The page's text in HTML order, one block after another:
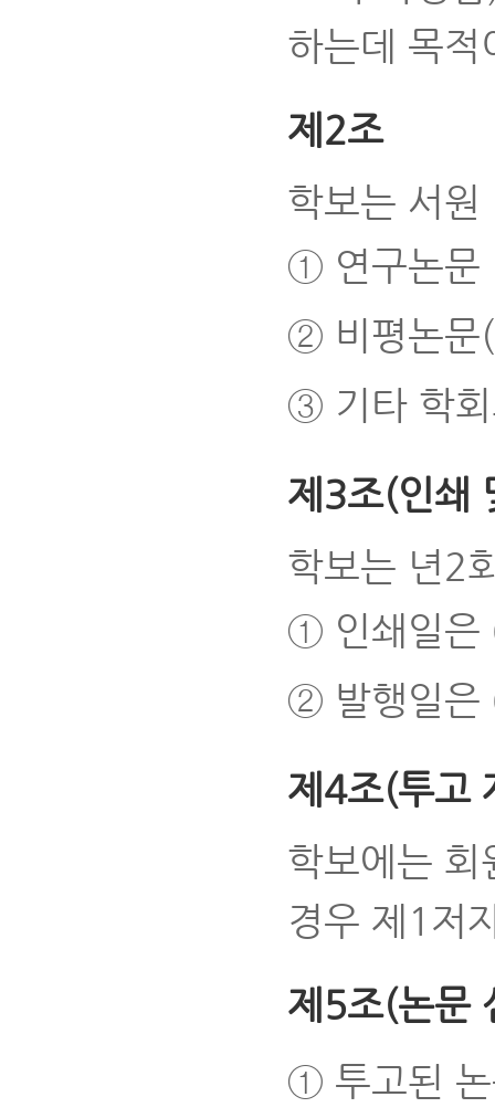
하는데 목적
제2조
학보는 서원
① 연구논문
② 비평논문
③ 기타 학회
제3조(인쇄
학보는 년2
① 인쇄일은
② 발행일은
제4조(투고
학보에는 회
경우 제1저
제5조(논문
① 투고된 논